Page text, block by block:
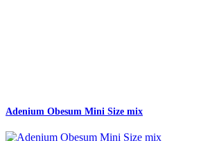
Adenium Obesum Mini Size mix